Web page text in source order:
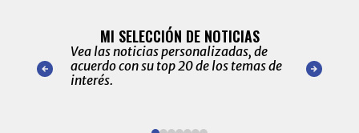
nuestro
para
MI SELECCIÓN DE NOTICIAS
Vea las noticias personalizadas, de
acuerdo con su top 20 de los temas de
interés.
de las